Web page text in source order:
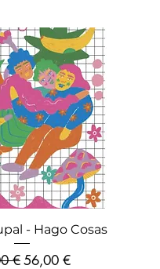
rapide
- Hago Cosas
€Prix promotionnel
56,00 €